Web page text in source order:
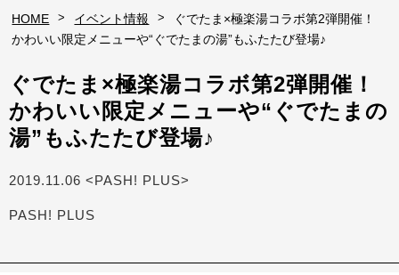
HOME > イベント情報 >
ぐでたま×極楽湯コラボ第2弾開催！
かわいい限定メニューや“ぐでたまの湯”もふたたび登場♪
ぐでたま×極楽湯コラボ第2弾開催！
かわいい限定メニューや“ぐでたまの
湯”もふたたび登場♪
2019.11.06 <PASH! PLUS>
PASH! PLUS